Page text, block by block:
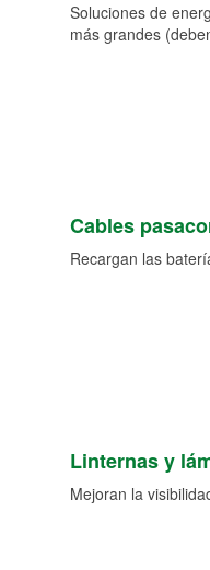
Soluciones de
más grandes
Cables
Recargan las
Linternas y
Mejoran la